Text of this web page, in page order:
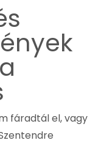
fáradtál el, vagy